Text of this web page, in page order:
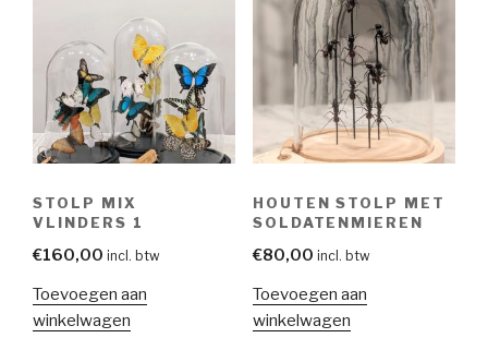
STOLP MIX
VLINDERS 1
€160,00 incl. btw
Toevoegen aan
winkelwagen
HOUTEN STOLP MET
SOLDATENMIEREN
€80,00 incl. btw
Toevoegen aan
winkelwagen